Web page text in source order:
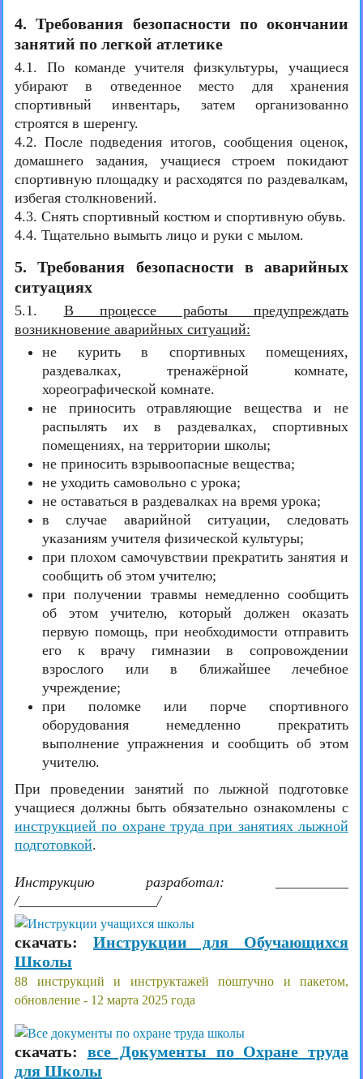
4. Требования безопасности по окончании
занятий по легкой атлетике
4.1. По команде учителя физкультуры, учащиеся
убирают в отведенное место для хранения
спортивный инвентарь, затем организованно
строятся в шеренгу.
4.2. После подведения итогов, сообщения оценок,
домашнего задания, учащиеся строем покидают
спортивную площадку и расходятся по раздевалкам,
избегая столкновений.
4.3. Снять спортивный костюм и спортивную обувь.
4.4. Тщательно вымыть лицо и руки с мылом.
5. Требования безопасности в аварийных
ситуациях
5.1. В процессе работы предупреждать
возникновение аварийных ситуаций:
не курить в спортивных помещениях,
раздевалках, тренажёрной комнате,
хореографической комнате.
не приносить отравляющие вещества и не
распылять их в раздевалках, спортивных
помещениях, на территории школы;
не приносить взрывоопасные вещества;
не уходить самовольно с урока;
не оставаться в раздевалках на время урока;
в случае аварийной ситуации, следовать
указаниям учителя физической культуры;
при плохом самочувствии прекратить занятия и
сообщить об этом учителю;
при получении травмы немедленно сообщить
об этом учителю, который должен оказать
первую помощь, при необходимости отправить
его к врачу гимназии в сопровождении
взрослого или в ближайшее лечебное
учреждение;
при поломке или порче спортивного
оборудования немедленно прекратить
выполнение упражнения и сообщить об этом
учителю.
При проведении занятий по лыжной подготовке
учащиеся должны быть обязательно ознакомлены с
инструкцией по охране труда при занятиях лыжной
подготовкой.
Инструкцию разработал: __________
/___________________/
скачать: Инструкции для Обучающихся
Школы
88 инструкций и инструктажей поштучно и пакетом,
обновление - 12 марта 2025 года
скачать: все Документы по Охране труда
для Школы